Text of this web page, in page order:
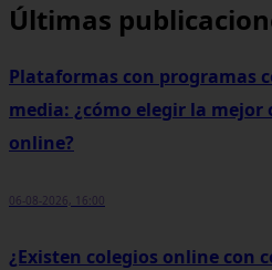
Últimas
Plataformas con programas
media: ¿cómo elegir la
online?
06-08-2026, 16:00
¿Existen colegios online con